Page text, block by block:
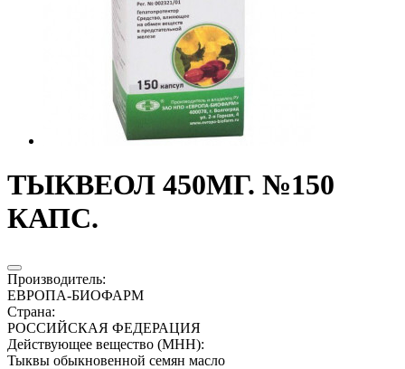
ТЫКВЕОЛ 450МГ. №150
КАПС.
Производитель:
ЕВРОПА-БИОФАРМ
Страна:
РОССИЙСКАЯ ФЕДЕРАЦИЯ
Действующее вещество (МНН):
Тыквы обыкновенной семян масло